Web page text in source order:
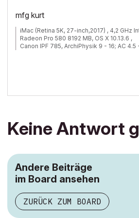
mfg kurt
iMac (Retina 5K, 27-inch,2017) , 4,2 GHz
Radeon Pro 580 8192 MB, OS X 10.13.6 ,
Canon IPF 785, ArchiPhysik 9 - 16; AC 4.5
Keine Antwort
Andere Beiträge
im Board ansehen
ZURÜCK ZUM BOARD